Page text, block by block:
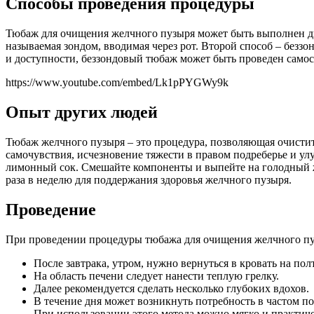
Способы проведения процедуры
Тюбаж для очищения желчного пузыря может быть выполнен
называемая зондом, вводимая через рот. Второй способ –
и доступности, беззондовый тюбаж может быть проведен
https://www.youtube.com/embed/Lk1pPYGWy9k
Опыт других людей
Тюбаж желчного пузыря – это процедура, позволяющая
самочувствия, исчезновение тяжести в правом подреберье и
лимонный сок. Смешайте компоненты и выпейте на голодный
раза в неделю для поддержания здоровья желчного пузыря.
Проведение
При проведении процедуры тюбажа для очищения желчного
После завтрака, утром, нужно вернуться в кровать на
На область печени следует нанести теплую грелку.
Далее рекомендуется сделать несколько глубоких вдохов.
В течение дня может возникнуть потребность в частом